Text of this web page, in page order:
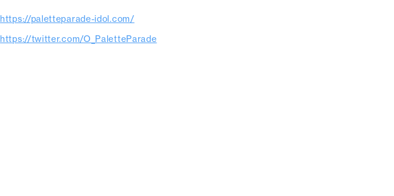
https://paletteparade-idol.com/
https://twitter.com/O_PaletteParade